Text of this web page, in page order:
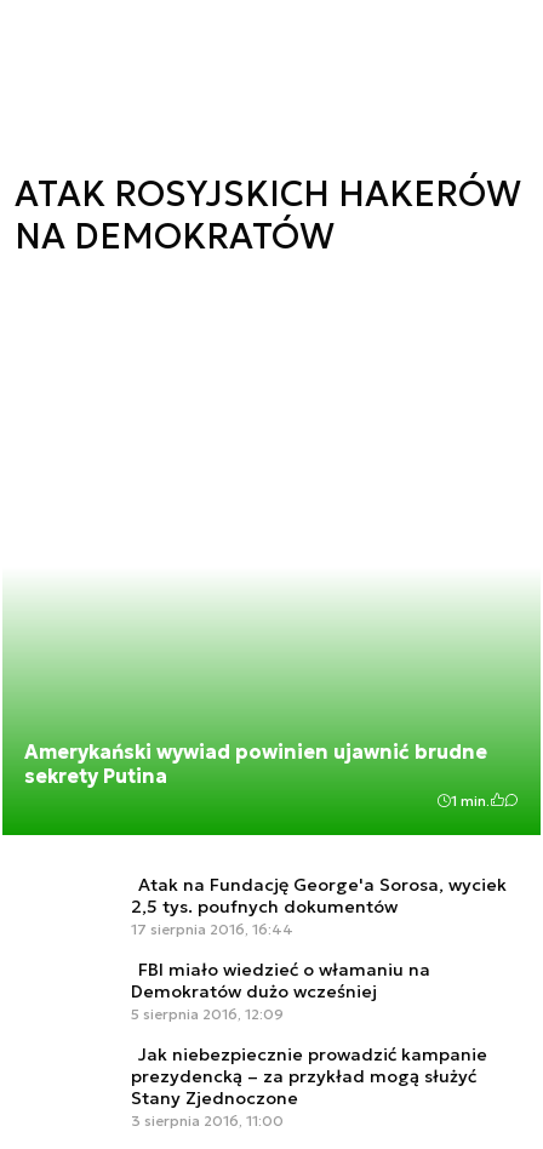
ATAK ROSYJSKICH HAKERÓW
NA DEMOKRATÓW
Amerykański wywiad powinien ujawnić brudne
sekrety Putina
1 min.
Atak na Fundację George'a Sorosa, wyciek
2,5 tys. poufnych dokumentów
17 sierpnia 2016, 16:44
FBI miało wiedzieć o włamaniu na
Demokratów dużo wcześniej
5 sierpnia 2016, 12:09
Jak niebezpiecznie prowadzić kampanie
prezydencką – za przykład mogą służyć
Stany Zjednoczone
3 sierpnia 2016, 11:00